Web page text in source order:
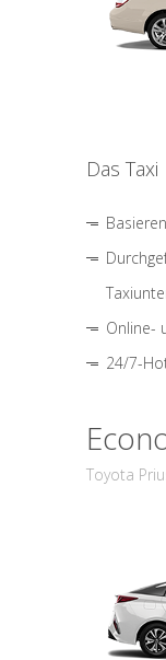
Das Taxi
Online-
24/7-
Toyota